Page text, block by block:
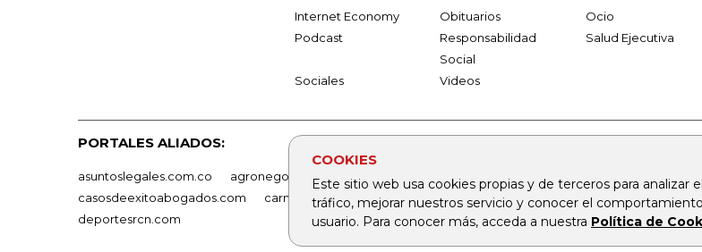
COOKIES
Este sitio web usa cookies propias y de terceros para analizar el
tráfico, mejorar nuestros servicio y conocer el
usuario. Para conocer más, acceda a nuestra Política de
Internet Economy
Obituarios
Ocio
Podcast
Responsabilidad
Social
Salud Ejecutiva
Sociales Videos
PORTALES ALIADOS:
asuntoslegales.com.co agronegocios.co empresas.larepublica.co firmasdeabogados.com
casosdeexitoabogados.com
carnavalindustriacultural.com canalrcn.com rcnradio.com
deportesrcn.com